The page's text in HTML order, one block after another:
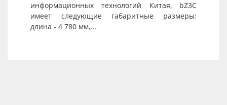
информационных технологий Китая, bZ3C
имеет следующие габаритные размеры:
длина - 4 780 мм,...